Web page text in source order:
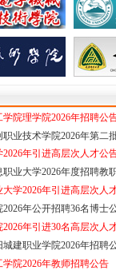
学院理学院2026年招聘公
职业技术学院2026年第二
2026年引进高层次人才公
职业大学2026年度招聘教
大学2026年引进高层次人
2026年公开招聘36名博士
2026年引进30名高层次人
城建职业学院2026年招聘
学院2026年教师招聘公告